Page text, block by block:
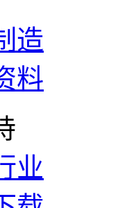
造
料
业